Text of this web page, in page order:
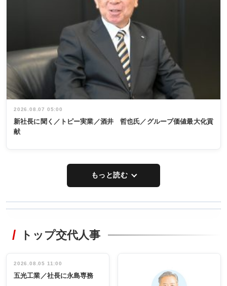
2026.08.07 05:00
新社長に聞く／トピー実業／酒井 哲也氏／グループ価値最大化貢
献
もっと読む
非鉄業界で
インタビュ
ー／社内ア
タックトレー
祝う 業界関
係者ら220人
出席
トップ交代人事
2026.08.05 11:00
五光工業／社長に永島専務